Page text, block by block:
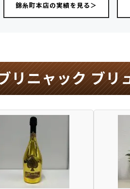
錦糸町本店の実績を見る＞
リニャック ブリ